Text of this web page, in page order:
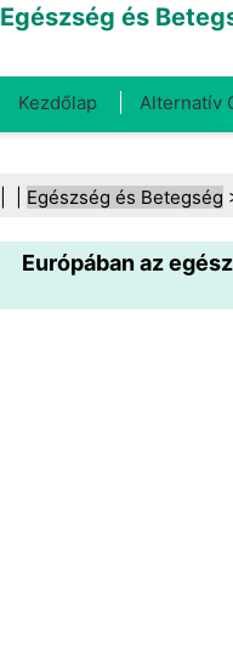
Egészség és
Kezdőlap Alternatív
Fogegészség Diéta
Egészség
Közegészségügy És
Egészség és Betegség
Európában az